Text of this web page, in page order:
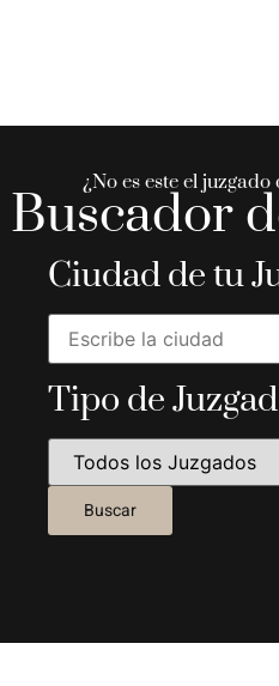
¿No es este el
Buscador
Ciudad de tu
Tipo de